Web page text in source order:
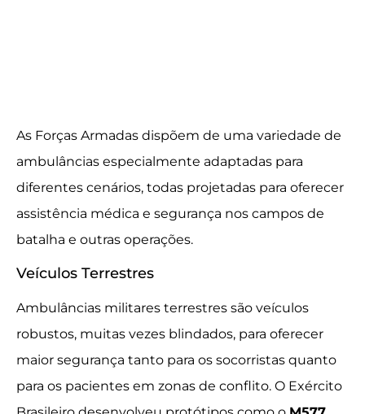
As Forças Armadas dispõem de uma variedade de
ambulâncias especialmente adaptadas para
diferentes cenários, todas projetadas para oferecer
assistência médica e segurança nos campos de
batalha e outras operações.
Veículos Terrestres
Ambulâncias militares terrestres são veículos
robustos, muitas vezes blindados, para oferecer
maior segurança tanto para os socorristas quanto
para os pacientes em zonas de conflito. O Exército